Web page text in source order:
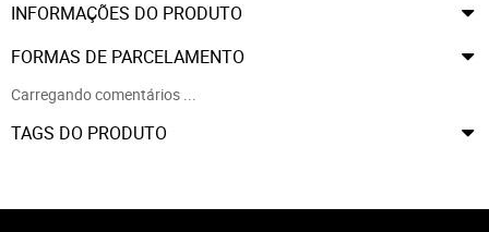
INFORMAÇÕES DO PRODUTO
FORMAS DE PARCELAMENTO
Carregando comentários ...
TAGS DO PRODUTO